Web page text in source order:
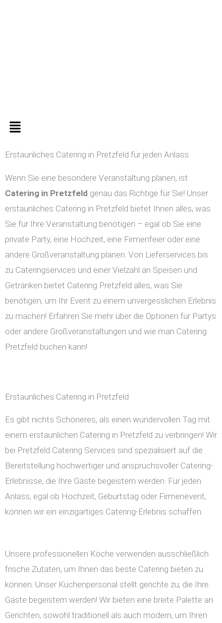
Menü
Erstaunliches Catering in Pretzfeld für jeden Anlass
Wenn Sie eine besondere Veranstaltung planen, ist
Catering in Pretzfeld genau das Richtige für Sie! Unser
erstaunliches Catering in Pretzfeld bietet Ihnen alles, was
Sie für Ihre Veranstaltung benötigen – egal ob Sie eine
private Party, eine Hochzeit, eine Firmenfeier oder eine
andere Großveranstaltung planen. Von Lieferservices bis
zu Cateringservices und einer Vielzahl an Speisen und
Getränken bietet Catering Pretzfeld alles, was Sie
benötigen, um Ihr Event zu einem unvergesslichen Erlebnis
zu machen! Erfahren Sie mehr über die Optionen für Partys
oder andere Großveranstaltungen und wie man Catering
Pretzfeld buchen kann!
Erstaunliches Catering in Pretzfeld
Es gibt nichts Schöneres, als einen wundervollen Tag mit
einem erstaunlichen Catering in Pretzfeld zu verbringen! Wir
bei Pretzfeld Catering Services sind spezialisiert auf die
Bereitstellung hochwertiger und anspruchsvoller Catering-
Erlebnisse, die Ihre Gäste begeistern werden. Für jeden
Anlass, egal ob Hochzeit, Geburtstag oder Firmenevent,
können wir ein einzigartiges Catering-Erlebnis schaffen.
Unsere professionellen Köche verwenden ausschließlich
frische Zutaten, um Ihnen das beste Catering bieten zu
können. Unser Küchenpersonal stellt gerichte zu, die Ihre
Gäste begeistern werden! Wir bieten eine breite Palette an
Gerichten, sowohl traditionell als auch modern, um Ihren